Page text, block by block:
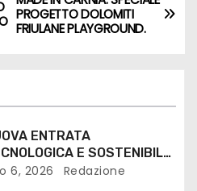
PROGETTO DOLOMITI
FRIULANE PLAYGROUND.
ENTRATA
E SOSTENIBILE
I MEZZI PESANTI ALLA
6, 2026 Redazione